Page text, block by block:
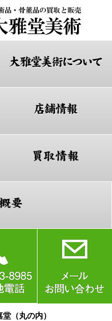
（丸の内）